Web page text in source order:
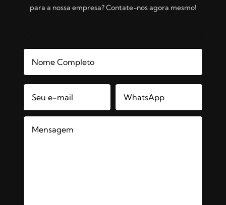
para a nossa empresa? Contate-nos agora mesmo!